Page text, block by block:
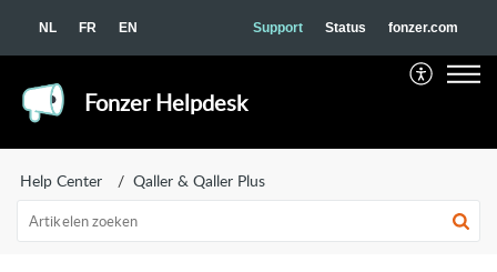
NL FR EN Support Status fonzer.com
Fonzer Helpdesk
Help Center Qaller & Qaller Plus